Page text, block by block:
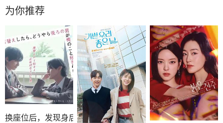
为你推荐
换座位后，发现身后的男生好像喜欢我